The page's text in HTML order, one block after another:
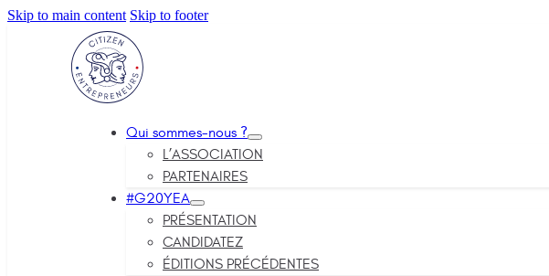
Skip to main content Skip to footer
Qui sommes-nous ?
L’ASSOCIATION
PARTENAIRES
#G20YEA
PRÉSENTATION
CANDIDATEZ
ÉDITIONS PRÉCÉDENTES